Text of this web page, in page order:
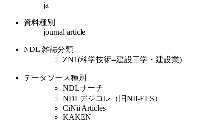
ja
資料種別
journal article
NDL 雑誌分類
ZN1(科学技術--建設工学・建設業)
データソース種別
NDLサーチ
NDLデジコレ（旧NII-ELS）
CiNii Articles
KAKEN